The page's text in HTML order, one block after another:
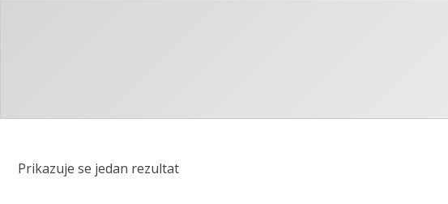
Prikazuje se jedan rezultat